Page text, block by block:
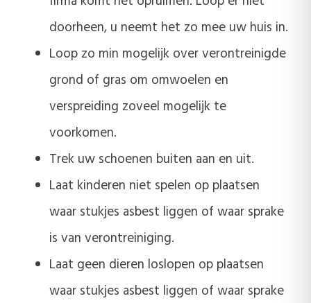
doorheen, u neemt het zo mee uw huis in.
Loop zo min mogelijk over verontreinigde
grond of gras om omwoelen en
verspreiding zoveel mogelijk te
voorkomen.
Trek uw schoenen buiten aan en uit.
Laat kinderen niet spelen op plaatsen
waar stukjes asbest liggen of waar sprake
is van verontreiniging.
Laat geen dieren loslopen op plaatsen
waar stukjes asbest liggen of waar sprake